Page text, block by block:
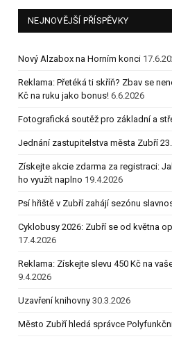
NEJNOVĚJŠÍ PŘÍSPĚVKY
Nový Alzabox na Horním konci
Reklama: Přetéká ti skříň? Zbav se
Kč na ruku jako bonus! 6.6.2026
Fotografická soutěž pro základní a
Jednání zastupitelstva města Zubří
Získejte akcie zdarma za registraci:
ho využít naplno 19.4.2026
Psí hřiště v Zubří zahájí sezónu
Cyklobusy 2026: Zubří se od května
17.4.2026
Reklama: Získejte slevu 450 Kč na
9.4.2026
Uzavření knihovny 30.3.2026
Město Zubří hledá správce